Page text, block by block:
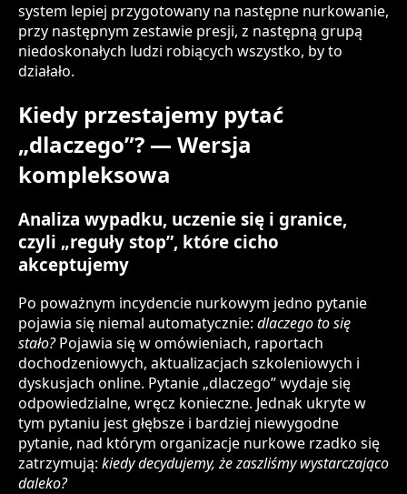
system lepiej przygotowany na następne nurkowanie,
przy następnym zestawie presji, z następną grupą
niedoskonałych ludzi robiących wszystko, by to
działało.
Kiedy przestajemy pytać
„dlaczego”? — Wersja
kompleksowa
Analiza wypadku, uczenie się i granice,
czyli „reguły stop”, które cicho
akceptujemy
Po poważnym incydencie nurkowym jedno pytanie
pojawia się niemal automatycznie: dlaczego to się
stało?Pojawia się w omówieniach, raportach
dochodzeniowych, aktualizacjach szkoleniowych i
dyskusjach online. Pytanie „dlaczego” wydaje się
odpowiedzialne, wręcz konieczne. Jednak ukryte w
tym pytaniu jest głębsze i bardziej niewygodne
pytanie, nad którym organizacje nurkowe rzadko się
zatrzymują: kiedy decydujemy, że zaszliśmy wystarczająco
daleko?